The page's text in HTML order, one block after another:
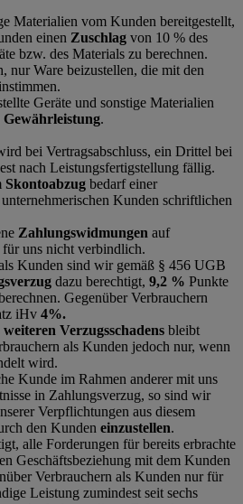
Materialien vom Kunden bereitgestellt,
einen Zuschlag von 10 % des
bzw. des Materials zu berechnen.
nur Ware beizustellen, die mit den
Geräte und sonstige Materialien
Gewährleistung.
bei Vertragsabschluss, ein Drittel bei
nach Leistungsfertigstellung fällig.
Skontoabzug bedarf einer
Kunden schriftlichen
Zahlungswidmungen auf
uns nicht verbindlich.
Kunden sind wir gemäß § 456 UGB
dazu berechtigt, 9,2 % Punkte
Gegenüber Verbrauchern
iHv 4%.
weiteren Verzugsschadens bleibt
als Kunden jedoch nur, wenn
wird.
Kunde im Rahmen anderer mit uns
in Zahlungsverzug, so sind wir
Verpflichtungen aus diesem
den Kunden einzustellen.
alle Forderungen für bereits erbrachte
Geschäftsbeziehung mit dem Kunden
Verbrauchern als Kunden nur für
Leistung zumindest seit sechs